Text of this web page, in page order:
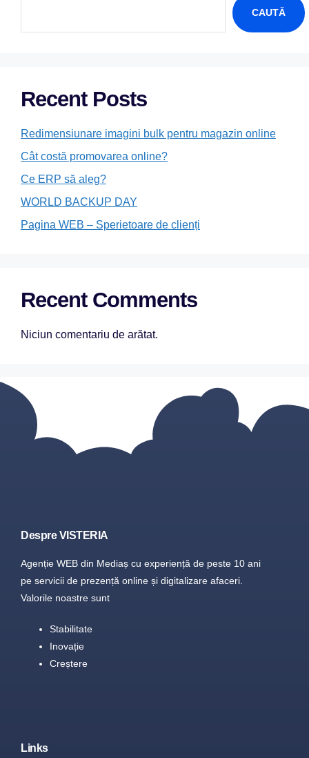
CAUTĂ
Recent Posts
Redimensiunare imagini bulk pentru magazin online
Cât costă promovarea online?
Ce ERP să aleg?
WORLD BACKUP DAY
Pagina WEB – Sperietoare de clienți
Recent Comments
Niciun comentariu de arătat.
Despre VISTERIA
Agenție WEB din Mediaș cu experiență de peste 10 ani
pe servicii de prezență online și digitalizare afaceri.
Valorile noastre sunt
Stabilitate
Inovație
Creștere
Links